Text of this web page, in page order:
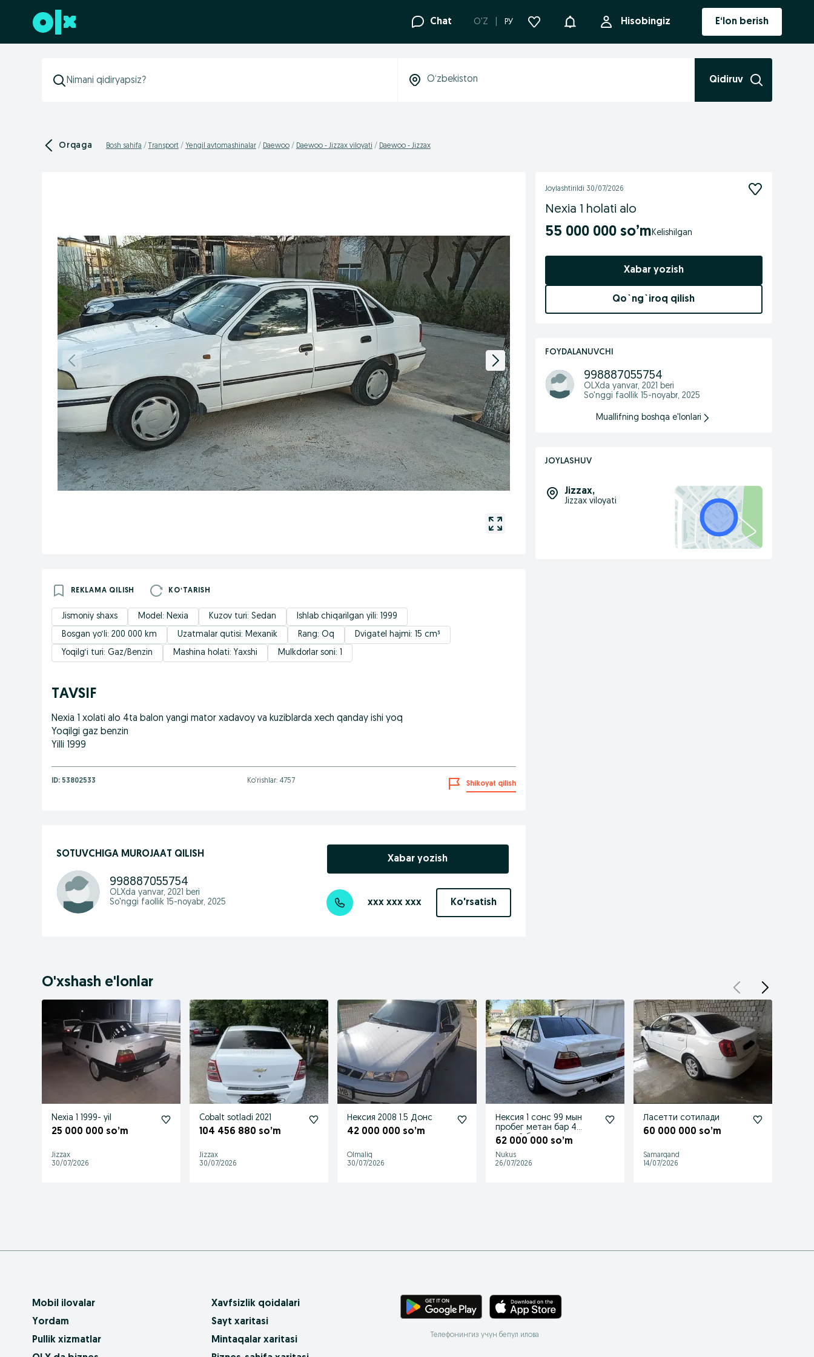
Futerga oʻtish Chat O'Z РУ Bildirishnoma Hisobingiz E‘lon berish
Qidiruv
Orqaga Bosh sahifa Transport Yengil avtomashinalar Daewoo Daewoo - Jizzax viloyati Daewoo - Jizzax
REKLAMA QILISH KOʻTARISH
Jismoniy shaxs Model: Nexia Kuzov turi: Sedan
Ishlab chiqarilgan yili: 1999
Bosgan yo‘li: 200 000 km
Uzatmalar qutisi: Mexanik Rang: Oq
Dvigatel hajmi: 15 cm³
Yoqilg‘i turi: Gaz/Benzin
Mashina holati: Yaxshi Mulkdorlar soni: 1
TAVSIF
Nexia 1 xolati alo 4ta balon yangi mator xadavoy va kuziblarda xech qanday ishi yoq
Yoqilgi gaz benzin
Yilli 1999
ID: 53802533 Ko‘rishlar: 4757 Shikoyat qilish
SOTUVCHIGA MUROJAAT QILISH
998887055754
OLXda yanvar, 2021 beri
So'nggi faollik 15-noyabr, 2025
Xabar yozish
xxx xxx xxx Ko'rsatish
Joylashtirildi 30/07/2026
Nexia 1 holati alo
55 000 000 so’m
Xabar yozish
Qo`ng`iroq qilish
FOYDALANUVCHI
998887055754
OLXda yanvar, 2021 beri
So'nggi faollik 15-noyabr, 2025
Muallifning boshqa e'lonlari
JOYLASHUV
Jizzax,
Jizzax viloyati
O'xshash e'lonlar
Nexia 1 1999- yil
25 000 000 so’m
Jizzax
30/07/2026
Cobalt sotladi 2021
104 456 880 so’m
Jizzax
30/07/2026
Нексия 2008 1.5 Донс
42 000 000 so’m
Olmaliq
30/07/2026
Нексия 1 сонс 99 мын
пробег метан бар 4
мягкий балон люкс
62 000 000 so’m
Nukus
26/07/2026
Ласетти сотилади
60 000 000 so’m
Samarqand
14/07/2026
Mobil ilovalar
Yordam
Pullik xizmatlar
Xavfsizlik qoidalari
Sayt xaritasi
Mintaqalar xaritasi
Телефонингиз учун бепул илова